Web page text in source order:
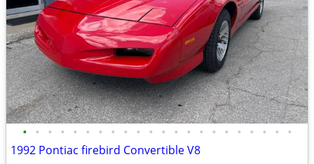
• • • • • • • • • • • • • • • • • • • • • •
1992 Pontiac firebird Convertible V8